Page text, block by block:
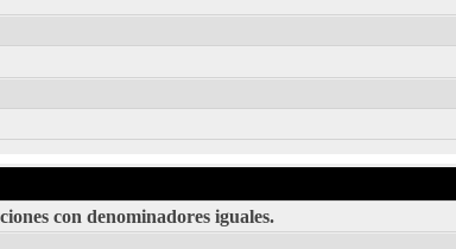
con denominadores iguales.